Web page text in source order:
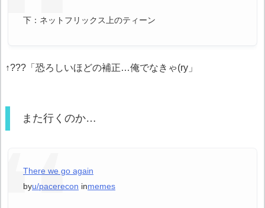
下：ネットフリックス上のティーン
↑???「恐ろしいほどの補正…俺でなきゃ(ry」
また行くのか…
There we go again
byu/pacerecon inmemes